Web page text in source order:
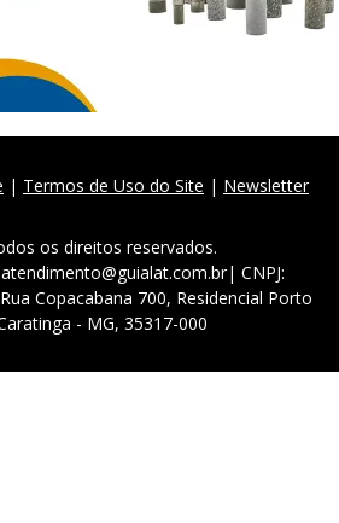
| Termos de Uso do Site | Newsletter
os direitos reservados.
CNPJ:
Copacabana 700, Residencial Porto
- MG, 35317-000